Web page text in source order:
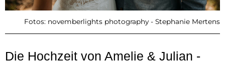
Fotos: novemberlights photography - Stephanie Mertens
Die Hochzeit von Amelie & Julian -